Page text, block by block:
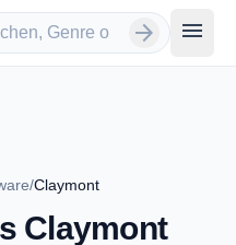
arrow_forward menu
/Claymont
Claymont